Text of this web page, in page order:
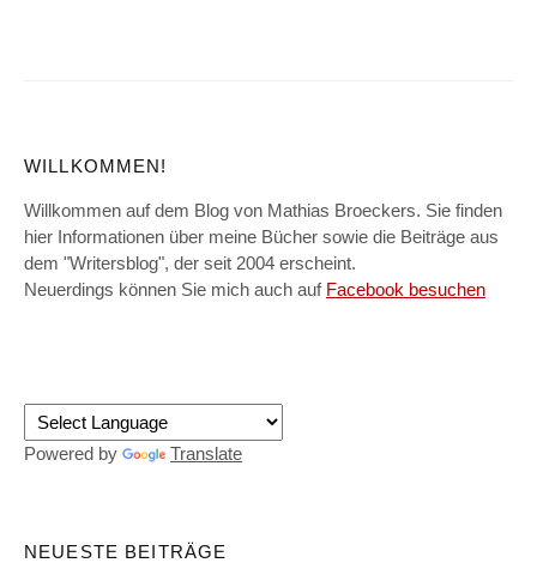
WILLKOMMEN!
Willkommen auf dem Blog von Mathias Broeckers. Sie finden
hier Informationen über meine Bücher sowie die Beiträge aus
dem "Writersblog", der seit 2004 erscheint.
Neuerdings können Sie mich auch auf Facebook besuchen
Powered by Translate
NEUESTE BEITRÄGE